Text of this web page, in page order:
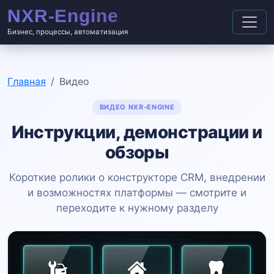
Бизнес, процессы, автоматизация
Главная Видео
ВИДЕО NXR-ENGINE
Инструкции, демонстрации и
обзоры
Короткие ролики о конструкторе CRM, внедрении
и возможностях платформы — смотрите и
переходите к нужному разделу